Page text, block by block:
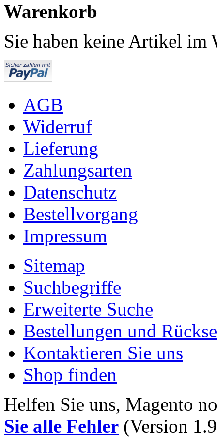
Warenkorb
Sie haben keine Artikel im
AGB
Widerruf
Lieferung
Zahlungsarten
Datenschutz
Bestellvorgang
Impressum
Sitemap
Suchbegriffe
Erweiterte Suche
Bestellungen und
Kontaktieren Sie uns
Shop finden
Helfen Sie uns, Magento
Sie alle Fehler (Version